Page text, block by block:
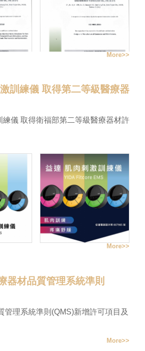
More
訓練儀 取得第二等級醫療器
儀 取得衛福部第二等級醫療器材許
More
器材品質管理系統準則
管理系統準則(QMS)新增許可項目及
More